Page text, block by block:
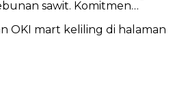
sawit. Komitmen…